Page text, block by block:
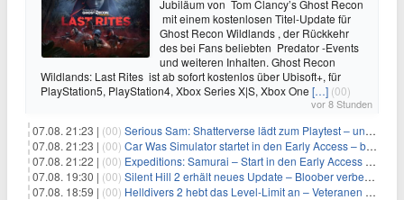
Jubiläum von Tom Clancy’s Ghost Recon
mit einem kostenlosen Titel-Update für
Ghost Recon Wildlands , der Rückkehr
des bei Fans beliebten Predator -Events
und weiteren Inhalten. Ghost Recon
Wildlands: Last Rites ist ab sofort kostenlos über Ubisoft+, für
PlayStation5, PlayStation4, Xbox Series X|S, Xbox One […] (00)
vor 8 Stunden
07.08. 21:23 | (00) Serious Sam: Shatterverse lädt zum Playtest – und erscheint schon bald!
07.08. 21:23 | (00) Car Was Simulator startet in den Early Access – bald gehts los!
07.08. 21:22 | (00) Expeditions: Samurai – Start in den Early Access ab heute im feudalen Japan
07.08. 19:30 | (00) Silent Hill 2 erhält neues Update – Bloober verbessert Grafik und Performance
07.08. 18:59 | (00) Helldivers 2 hebt das Level-Limit an – Veteranen können endlich weiter aufsteigen